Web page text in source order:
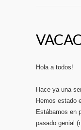
Hola a todos!
Hace ya una
Hemos estado
Estábamos en
pasado genial